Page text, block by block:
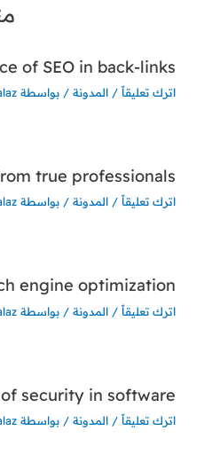
of SEO in back-links
اترك تعليقاً / المدونة/ بواسطة
true professionals
اترك تعليقاً / المدونة/ بواسطة
engine optimization
اترك تعليقاً / المدونة/ بواسطة
security in software
اترك تعليقاً / المدونة/ بواسطة